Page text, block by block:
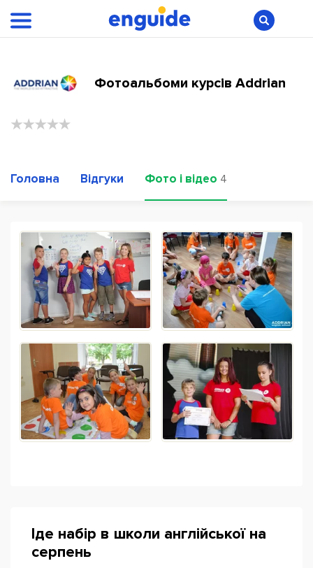
Фотоальбоми курсів Addrian
Головна Відгуки Фото і відео 4
Іде набір в школи англійської на
серпень